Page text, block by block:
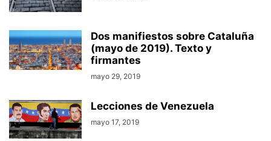
Dos manifiestos sobre Cataluña
(mayo de 2019). Texto y
firmantes
mayo 29, 2019
Lecciones de Venezuela
mayo 17, 2019